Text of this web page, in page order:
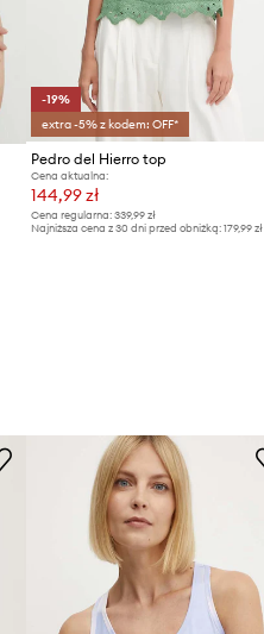
-19%
extra -5% z kodem: OFF*
Pedro del Hierro top
Cena aktualna:
144,99 zł
Cena regularna: 339,99 zł
Najniższa cena z 30 dni przed obniżką: 179,99 zł